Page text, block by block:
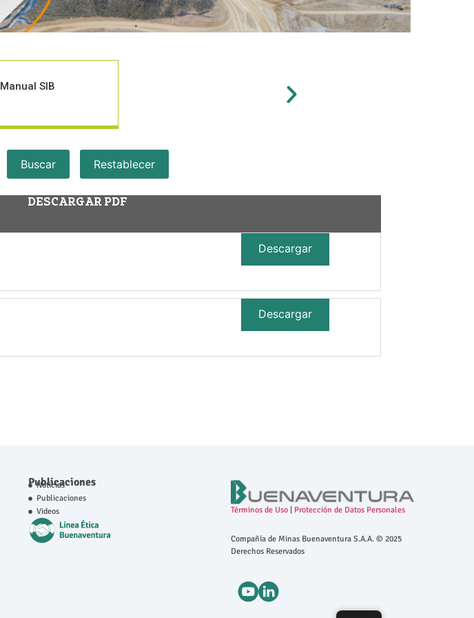
Manual SIB
Buscar Restablecer
DESCARGAR PDF
Descargar
Descargar
Publicaciones
Noticias
Publicaciones
Videos
Términos de Uso| Protección de Datos Personales
Compañía de Minas Buenaventura S.A.A. © 2025
Derechos Reservados